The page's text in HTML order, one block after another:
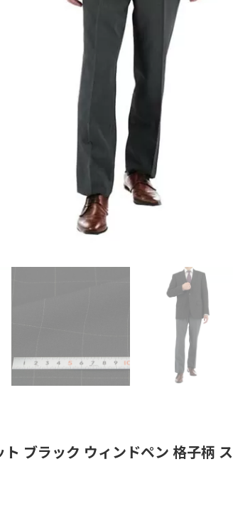
ト ブラック ウィンドペン 格子柄